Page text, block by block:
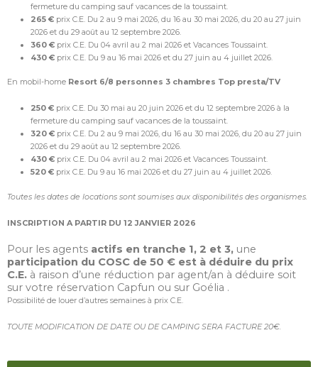
fermeture du camping sauf vacances de la toussaint.
265 €prix C.E. Du 2 au 9 mai 2026, du 16 au 30 mai 2026, du 20 au 27 juin
2026 et du 29 août au 12 septembre 2026.
360 €prix C.E. Du 04 avril au 2 mai 2026 et Vacances Toussaint.
430 €prix C.E. Du 9 au 16 mai 2026 et du 27 juin au 4 juillet 2026.
En mobil-home Resort 6/8 personnes 3 chambres Top presta/TV
250 €prix C.E. Du 30 mai au 20 juin 2026 et du 12 septembre 2026 à la
fermeture du camping sauf vacances de la toussaint.
320 €prix C.E. Du 2 au 9 mai 2026, du 16 au 30 mai 2026, du 20 au 27 juin
2026 et du 29 août au 12 septembre 2026.
430 €prix C.E. Du 04 avril au 2 mai 2026 et Vacances Toussaint.
520 €prix C.E. Du 9 au 16 mai 2026 et du 27 juin au 4 juillet 2026.
Toutes les dates de locations sont soumises aux disponibilités des organismes.
INSCRIPTION A PARTIR DU 12 JANVIER 2026
Pour les agents actifs en tranche 1, 2 et 3, une
participation du COSC de 50 € est à déduire du prix
C.E. à raison d’une réduction par agent/an à déduire soit
sur votre réservation Capfun ou sur Goélia .
Possibilité de louer d’autres semaines à prix C.E.
TOUTE MODIFICATION DE DATE OU DE CAMPING SERA FACTURE 20€.